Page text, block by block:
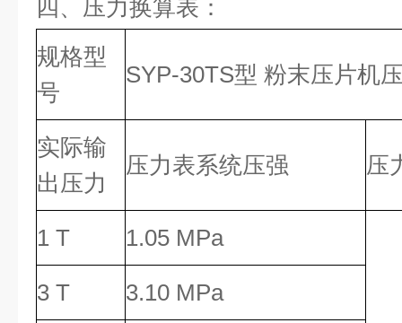
四、压力换算表：
规格型
号
SYP-30TS型 粉末压片机
实际输
出压力
压力表系统压强 压
1 T 1.05 MPa
3 T 3.10 MPa